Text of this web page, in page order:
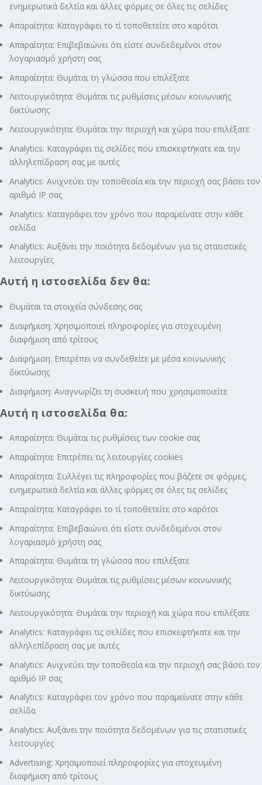
ενημερωτικά δελτία και άλλες φόρμες σε όλες τις σελίδες
Απαραίτητα: Καταγράφει το τί τοποθετείτε στο καρότσι
Απαραίτητα: Επιβεβαιώνει ότι είστε συνδεδεμένοι στον
λογαριασμό χρήστη σας
Απαραίτητα: Θυμάται τη γλώσσα που επιλέξατε
Λειτουργικότητα: Θυμάται τις ρυθμίσεις μέσων κοινωνικής
δικτύωσης
Λειτουργικότητα: Θυμάται την περιοχή και χώρα που επιλέξατε
Analytics: Καταγράφει τις σελίδες που επισκεφτήκατε και την
αλληλεπίδραση σας με αυτές
Analytics: Ανιχνεύει την τοποθεσία και την περιοχή σας βάσει τον
αριθμό ΙΡ σας
Analytics: Καταγράφει τον χρόνο που παραμείνατε στην κάθε
σελίδα
Analytics: Αυξάνει την ποιότητα δεδομένων για τις στατιστικές
λειτουργίες
Αυτή η ιστοσελίδα δεν θα:
Θυμάται τα στοιχεία σύνδεσης σας
Διαφήμιση: Χρησιμοποιεί πληροφορίες για στοχευμένη
διαφήμιση από τρίτους
Διαφήμιση: Επιτρέπει να συνδεθείτε με μέσα κοινωνικής
δικτύωσης
Διαφήμιση: Αναγνωρίζει τη συσκευή που χρησιμοποιείτε
Αυτή η ιστοσελίδα θα:
Απαραίτητα: Θυμάται τις ρυθμίσεις των cookie σας
Απαραίτητα: Επιτρέπει τις λειτουργίες cookies
Απαραίτητα: Συλλέγει τις πληροφορίες που βάζετε σε φόρμες,
ενημερωτικά δελτία και άλλες φόρμες σε όλες τις σελίδες
Απαραίτητα: Καταγράφει το τί τοποθετείτε στο καρότσι
Απαραίτητα: Επιβεβαιώνει ότι είστε συνδεδεμένοι στον
λογαριασμό χρήστη σας
Απαραίτητα: Θυμάται τη γλώσσα που επιλέξατε
Λειτουργικότητα: Θυμάται τις ρυθμίσεις μέσων κοινωνικής
δικτύωσης
Λειτουργικότητα: Θυμάται την περιοχή και χώρα που επιλέξατε
Analytics: Καταγράφει τις σελίδες που επισκεφτήκατε και την
αλληλεπίδραση σας με αυτές
Analytics: Ανιχνεύει την τοποθεσία και την περιοχή σας βάσει τον
αριθμό ΙΡ σας
Analytics: Καταγράφει τον χρόνο που παραμείνατε στην κάθε
σελίδα
Analytics: Αυξάνει την ποιότητα δεδομένων για τις στατιστικές
λειτουργίες
Advertising: Χρησιμοποιεί πληροφορίες για στοχευμένη
διαφήμιση από τρίτους